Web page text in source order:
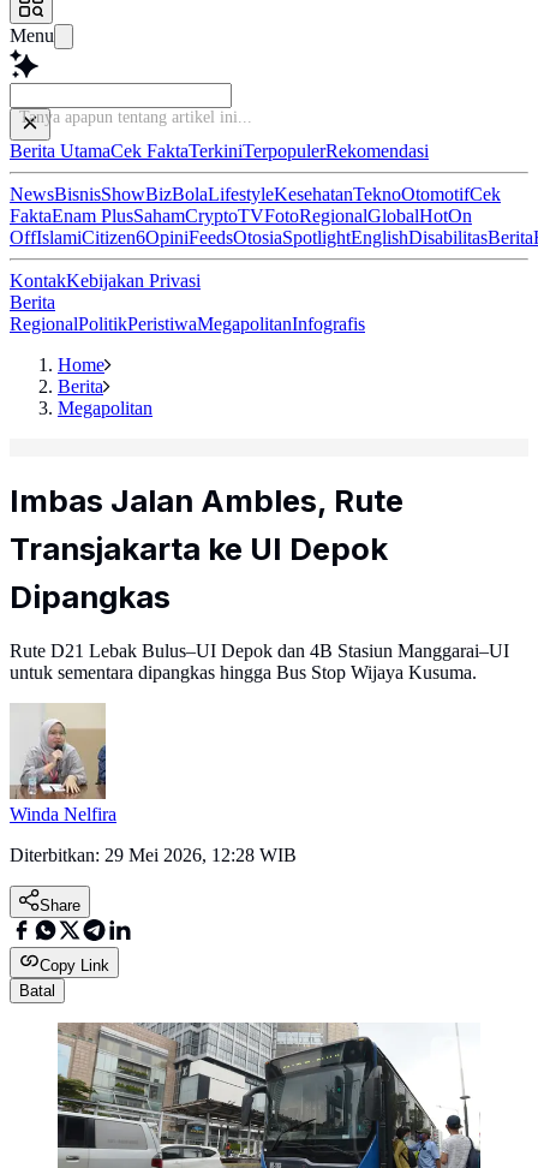
Menu
Tanya apapun tent
Berita UtamaCek FaktaTerkiniTerpopulerRekomendasi
NewsBisnisShowBizBolaLifestyleKesehatanTeknoOtomotifCek
FaktaEnam PlusSahamCryptoTVFotoRegionalGlobalHotOn
OffIslamiCitizen6OpiniFeedsOtosiaSpotlightEnglishDisabilitasBerita
KontakKebijakan Privasi
Berita
RegionalPolitikPeristiwaMegapolitanInfografis
Home
Berita
Megapolitan
Imbas Jalan Ambles, Rute
Transjakarta ke UI Depok
Dipangkas
Rute D21 Lebak Bulus–UI Depok dan 4B Stasiun Manggarai–UI
untuk sementara dipangkas hingga Bus Stop Wijaya Kusuma.
Winda Nelfira
Diterbitkan: 29 Mei 2026, 12:28 WIB
Share
Copy Link
Batal